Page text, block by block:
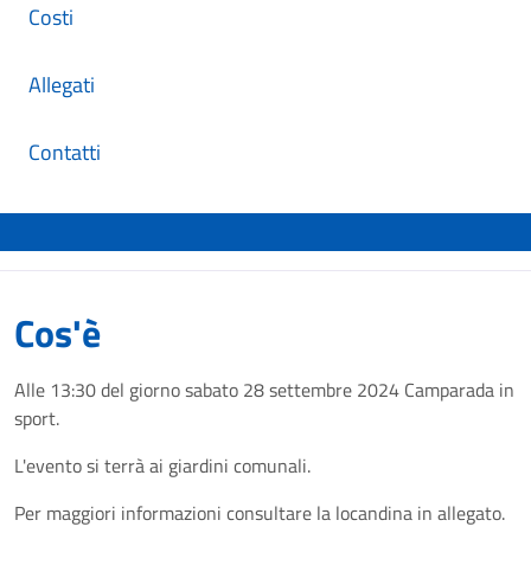
Costi
Allegati
Contatti
Cos'è
Alle 13:30 del giorno sabato 28 settembre 2024 Camparada in
sport.
L'evento si terrà ai giardini comunali.
Per maggiori informazioni consultare la locandina in allegato.